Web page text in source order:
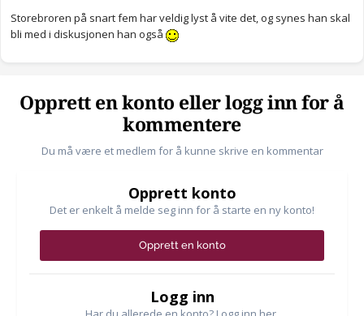
Storebroren på snart fem har veldig lyst å vite det, og synes han skal
bli med i diskusjonen han også
Opprett en konto eller logg inn for å
kommentere
Du må være et medlem for å kunne skrive en kommentar
Opprett konto
Det er enkelt å melde seg inn for å starte en ny konto!
Opprett en konto
Logg inn